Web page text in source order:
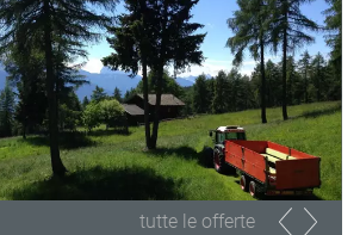
tutte le offerte